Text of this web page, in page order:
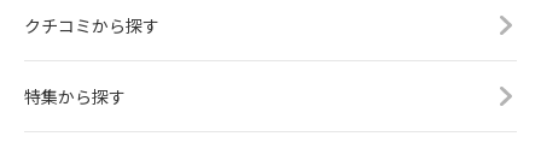
クチコミから探す
特集から探す